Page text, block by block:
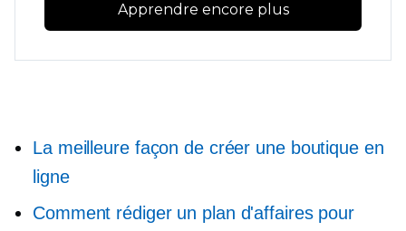
Apprendre encore plus
La meilleure façon de créer une boutique en
ligne
Comment rédiger un plan d'affaires pour